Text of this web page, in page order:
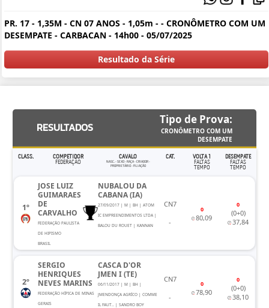
PR. 17 - 1,35M - CN 07 ANOS - 1,05m - - CRONÔMETRO COM UM
DESEMPATE - CARBACAN - 14h00 - 05/07/2025
Resultado da Série
RESULTADOS
Tipo de Prova:
CRONÔMETRO COM UM
DESEMPATE
CLASS.
COMPETIDOR
FEDERAÇÃO
CAVALO
NASC. - SEXO - RAÇA - CRIADOR -
PROPRIETÁRIO - FILIAÇÃO
CAT.
VOLTA 1
FALTAS
TEMPO
DESEMPATE
FALTAS
TEMPO
1º
JOSE LUIZ
GUIMARAES
DE
CARVALHO
FEDERAÇÃO PAULISTA
DE HIPISMO
BRASIL
NUBALOU DA
CABANA (IA)
27/09/2017 | M | BH | ATOM
IC EMPREENDIMENTOS LTDA |
BALOU DU ROUET | KANNAN
CN7
-
0
80,09
0
(0+0)
37,84
2º
SERGIO
HENRIQUES
NEVES MARINS
FEDERAÇÃO HÍPICA DE MINAS
GERAIS
CASCA D'OR
JMEN I (TE)
06/11/2017 | M | BH |
JMENDONÇA AGRÍCO | COMME
IL FAUT.. | SANDRO BOY
CN7
-
0
78,90
0
(0+0)
38,10